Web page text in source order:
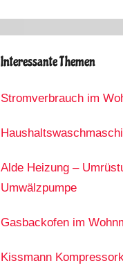
Interessante Themen
Stromverbrauch im
Alde Heizung –
Umwälzpumpe
Gasbackofen im
Kissmann